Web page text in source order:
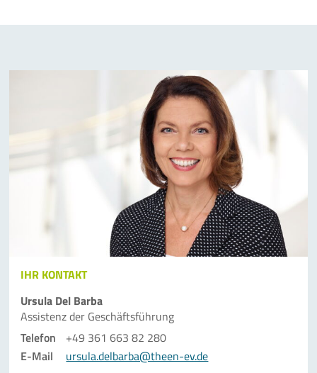
IHR KONTAKT
Ursula Del Barba
Assistenz der Geschäfts­führung
Telefon
+49 361 663 82 280
E-Mail
ursula.delbarba@theen-ev.de